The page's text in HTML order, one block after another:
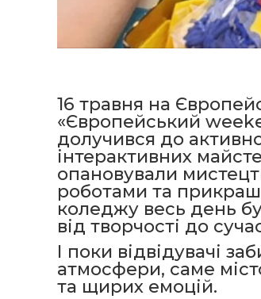
16 травня на
«Європейський
долучився до
інтерактивних
опановували
роботами та
коледжу весь день
від творчості до
І поки відвідувачі
атмосфери, саме
та щирих емоцій.